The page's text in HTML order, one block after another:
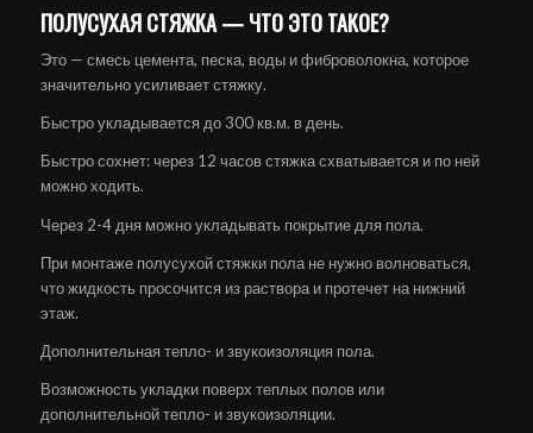
ПОЛУСУХАЯ СТЯЖКА — ЧТО ЭТО ТАКОЕ?
Это — смесь цемента, песка, воды и фиброволокна, которое
значительно усиливает стяжку.
Быстро укладывается до 300 кв.м. в день.
Быстро сохнет: через 12 часов стяжка схватывается и по ней
можно ходить.
Через 2-4 дня можно укладывать покрытие для пола.
При монтаже полусухой стяжки пола не нужно волноваться,
что жидкость просочится из раствора и протечет на нижний
этаж.
Дополнительная тепло- и звукоизоляция пола.
Возможность укладки поверх теплых полов или
дополнительной тепло- и звукоизоляции.